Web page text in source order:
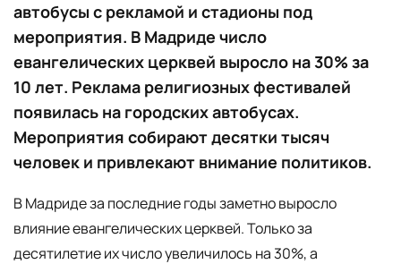
автобусы с рекламой и стадионы под
мероприятия. В Мадриде число
евангелических церквей выросло на 30% за
10 лет. Реклама религиозных фестивалей
появилась на городских автобусах.
Мероприятия собирают десятки тысяч
человек и привлекают внимание политиков.
В Мадриде за последние годы заметно выросло
влияние евангелических церквей. Только за
десятилетие их число увеличилось на 30%, а